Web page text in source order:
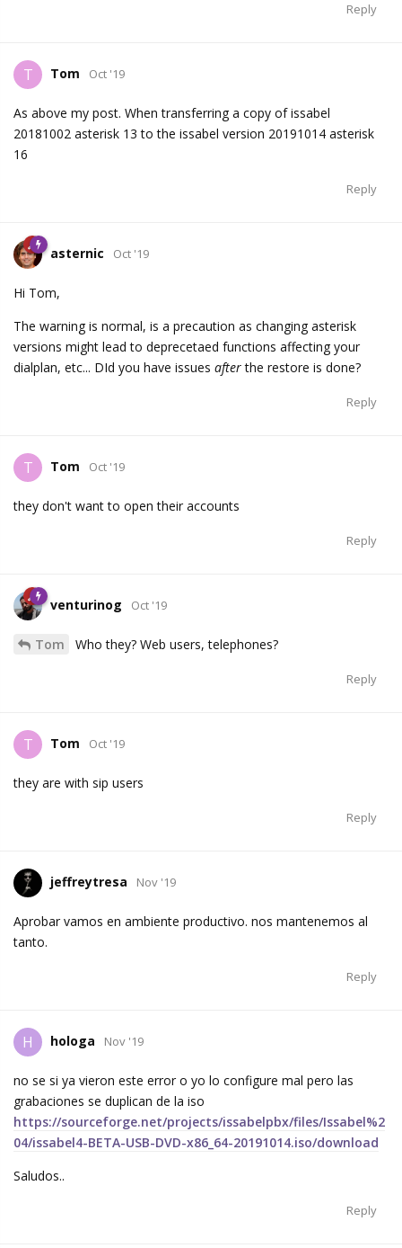
Reply
T Tom Oct '19
As above my post. When transferring a copy of issabel
20181002 asterisk 13 to the issabel version 20191014 asterisk
16
Reply
asternic Oct '19
Hi Tom,
The warning is normal, is a precaution as changing asterisk
versions might lead to deprecetaed functions affecting your
dialplan, etc... DId you have issues afterthe restore is done?
Reply
T Tom Oct '19
they don't want to open their accounts
Reply
venturinog Oct '19
Tom Who they? Web users, telephones?
Reply
T Tom Oct '19
they are with sip users
Reply
jeffreytresa Nov '19
Aprobar vamos en ambiente productivo. nos mantenemos al
tanto.
Reply
H hologa Nov '19
no se si ya vieron este error o yo lo configure mal pero las
grabaciones se duplican de la iso
https://sourceforge.net/projects/issabelpbx/files/Issabel%2
04/issabel4-BETA-USB-DVD-x86_64-20191014.iso/download
Saludos..
Reply